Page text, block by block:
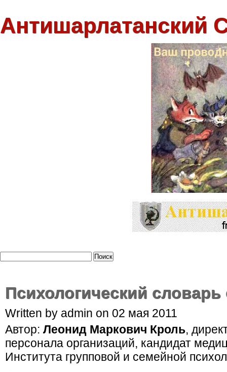
Антишарлатанский
Психологический словарь
Written by admin on 02 мая 2011
Автор: Леонид Маркович Кроль,
персонала организаций, кандидат
Института групповой и семейной